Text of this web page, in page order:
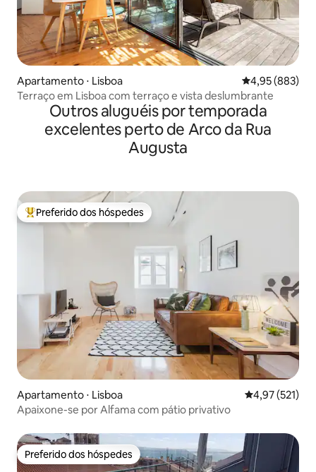
Apartamento ⋅ Lisboa 4,95 de uma
4,95 (883)
Terraço em Lisboa com terraço e vista deslumbrante
Outros aluguéis por temporada
excelentes perto de Arco da Rua
Augusta
Entre os melhores preferidos dos hóspedes
Preferido dos hóspedes
Apartamento ⋅ Lisboa 4,97 de uma
4,97 (521)
Apaixone-se por Alfama com pátio privativo
Preferido dos hóspedes
Preferido dos hóspedes